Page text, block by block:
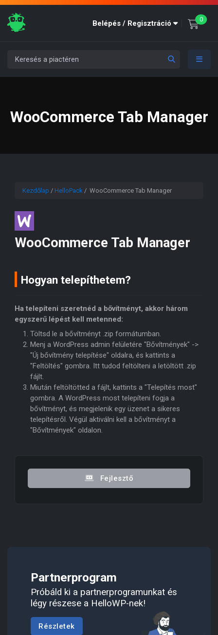
Belépés / Regisztráció 0
WooCommerce Tab Manager
Kezdőlap / HelloPack / WooCommerce Tab Manager
WooCommerce Tab Manager
Hogyan telepíthetem?
Ha telepíteni szeretnéd a bővítményt, akkor három
egyszerű lépést kell metenned:
Töltsd le a bővítményt .zip formátumban.
Menj a WordPress admin felületére "Bővítmények" ->
"Új bővítmény telepítése" oldalra, és kattints a
"Feltöltés" gombra. Itt tudod feltölteni a letöltött .zip
fájlt.
Miután feltöltötted a fájlt, kattints a "Telepítés most"
gombra. A WordPress most telepíteni fogja a
bővítményt, és megjelenik egy üzenet a sikeres
telepítésről. Végül aktiválni kell a bővítményt a
"Bővítmények" oldalon.
Fejlesztő
Partnerprogram
Próbáld ki a partnerprogramunkat és
légy részese a HelloWP-nek!
Részletek